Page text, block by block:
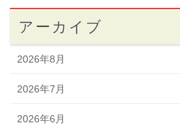
アーカイブ
2026年8月
2026年7月
2026年6月